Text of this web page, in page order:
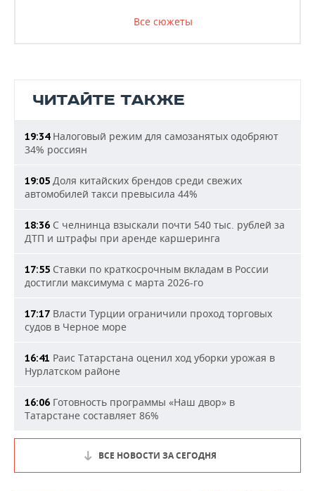
Все сюжеты
ЧИТАЙТЕ ТАКЖЕ
19:34Налоговый режим для самозанятых одобряют
34% россиян
19:05 Доля китайских брендов среди свежих
автомобилей такси превысила 44%
18:36 С челнинца взыскали почти 540 тыс. рублей за
ДТП и штрафы при аренде каршеринга
17:55 Ставки по краткосрочным вкладам в России
достигли максимума с марта 2026-го
17:17 Власти Турции ограничили проход торговых
судов в Черное море
16:41 Раис Татарстана оценил ход уборки урожая в
Нурлатском районе
16:06 Готовность программы «Наш двор» в
Татарстане составляет 86%
ВСЕ НОВОСТИ ЗА СЕГОДНЯ